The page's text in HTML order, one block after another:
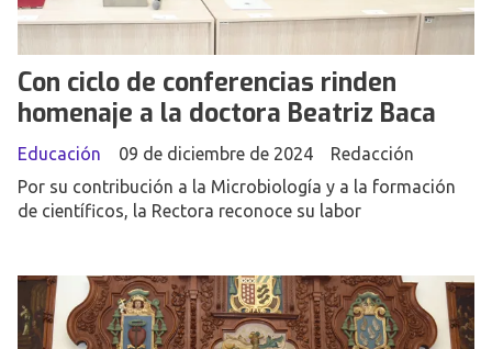
Con ciclo de conferencias rinden
homenaje a la doctora Beatriz Baca
Redacción
Educación
09 de diciembre de 2024
Por su contribución a la Microbiología y a la formación
de científicos, la Rectora reconoce su labor